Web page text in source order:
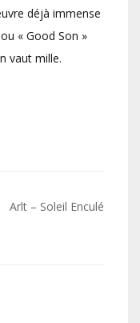
déjà immense
« Good Son »
vaut mille.
Arlt – Soleil Enculé